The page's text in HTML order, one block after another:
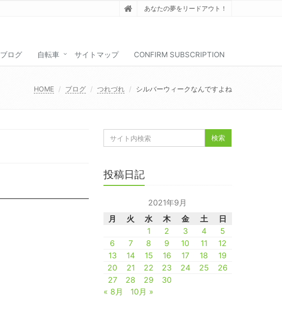
あなたの夢をリードアウト！
ブログ 自転車 サイトマップ CONFIRM SUBSCRIPTION
HOME ブログ つれづれ シルバーウィークなんですよね
投稿日記
2021年9月
月
火 水 木 金 土
日
1
2 3 4
5
6
7 8 9 10 11
12
13
14 15 16 17 18
19
20
21 22 23 24 25
26
27
28 29
30
« 8月
10月 »